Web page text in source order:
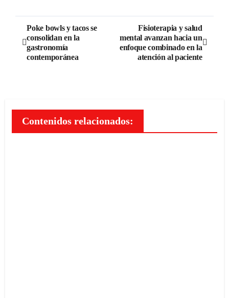
Navegación
de
entradas
Poke bowls y tacos se
consolidan en la
gastronomía
contemporánea
Fisioterapia y salud
mental avanzan hacia un
enfoque combinado en la
atención al paciente
Contenidos relacionados: